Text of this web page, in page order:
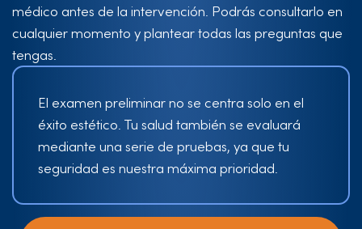
médico antes de la intervención. Podrás consultarlo en
cualquier momento y plantear todas las preguntas que
tengas.
El examen preliminar no se centra solo en el
éxito estético. Tu salud también se evaluará
mediante una serie de pruebas, ya que tu
seguridad es nuestra máxima prioridad.